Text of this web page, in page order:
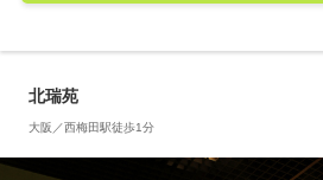
北瑞苑
大阪／西梅田駅徒歩1分